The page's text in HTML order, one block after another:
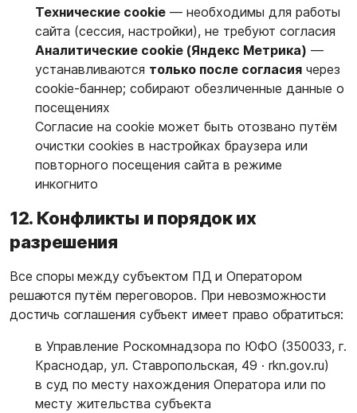
Технические cookie — необходимы для работы
сайта (сессия, настройки), не требуют согласия
Аналитические cookie (Яндекс Метрика) —
устанавливаются только после согласия через
cookie-баннер; собирают обезличенные данные о
посещениях
Согласие на cookie может быть отозвано путём
очистки cookies в настройках браузера или
повторного посещения сайта в режиме
инкогнито
12. Конфликты и порядок их
разрешения
Все споры между субъектом ПД и Оператором
решаются путём переговоров. При невозможности
достичь соглашения субъект имеет право обратиться:
в Управление Роскомнадзора по ЮФО (350033, г.
Краснодар, ул. Ставропольская, 49 · rkn.gov.ru)
в суд по месту нахождения Оператора или по
месту жительства субъекта